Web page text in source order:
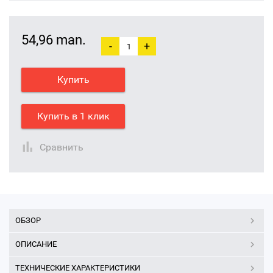
54,96 man. - +
Купить
Купить в 1 клик
Сравнить
ОБЗОР
ОПИСАНИЕ
ТЕХНИЧЕСКИЕ ХАРАКТЕРИСТИКИ